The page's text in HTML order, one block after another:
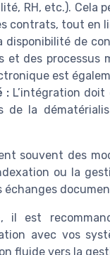
RH, etc.). Cela
contrats, tout en
disponibilité de
et des processus
est
:L’intégration doit
de la
souvent des
ou la
échanges
il est
avec vos
fluide vers la